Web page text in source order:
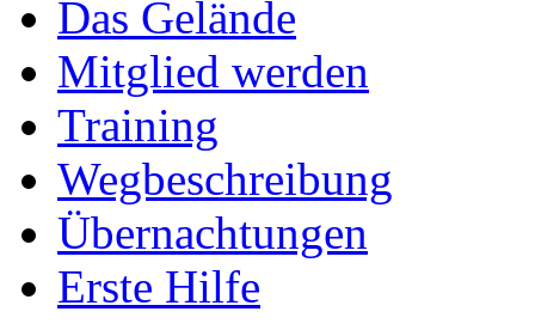
Das Gelände
Mitglied werden
Training
Wegbeschreibung
Übernachtungen
Erste Hilfe